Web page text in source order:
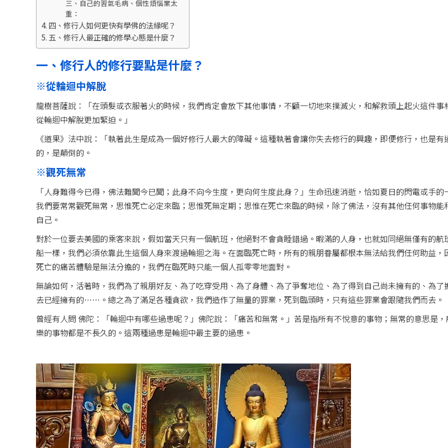
三、自己的習氣毛病、個性煩惱業太
重：
四、修行人如何更快有學佛的法緣呢？
五、修行人最正確的修學心態是什麼？
一、修行人的修行要點是什麼？
※從輪迴中解脫
龍樹菩薩說：「在頭髮或衣服著火的時候，我們肯定會放下其他事情，不顧一切地來撲滅火，和解救頭上起火這件事
從輪迴中解脫更加緊迫。」
《道果》法中說：「執著此生是成為一個好修行人最大的障礙。這種執著會讓你失去修行的興趣，即便修行，也是有
的，是顛倒的。
※觀死無常
「人身難得今已得，佛法難聞今已聞；此身不向今生度，更向何生度此身？」生命迅速消逝，恰如夏日的閃電或手的
我們要常常觀死無常，思惟死亡必定來臨；思惟死無定期；思惟在死亡來臨的時候，除了佛法，沒有其他任何事物能
自己。
對於一位要去美國的乘客來說，假如當天只有一個航班，他絕對不會貪睡錯過。暇滿的人身，也就如同絕無僅有的航
船一樣，我們必須依靠此生這個人身來渡過輪迴之海。在面臨死亡時，所有的親朋眷屬都根本無法給我們任何助益，
死亡的痛苦體驗是無法分擔的，我們在臨死時只能一個人孤零零地面對。
無論如何，活著時，我們為了親朋好友、為了吃穿受用、為了身體、為了爭奪地位、為了得到自己尚未擁有的、為了
去已經擁有的……。總之為了滿足各種貪欲，我們造作了無量的罪業，死到臨頭時，只有這些罪業會跟隨我們而去。
曾經有人問 佛陀：「輪迴中有哪些過患呢？」佛陀說：「痛苦和無常。」苦是指所有不悅意的事物；無常的意思是
樂的事物都是不長久的。這兩種過患是輪迴中最主要的過患。